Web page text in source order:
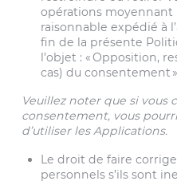
opérations moyennant
raisonnable expédié à
fin de la présente
l’objet : « Opposition,
cas) du consentement
Veuillez noter que si vous
consentement, vous
d’utiliser les Applications.
Le droit de faire
personnels s’ils sont